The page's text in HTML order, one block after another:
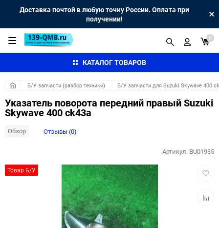
Доставка почтой в любую точку России. Оплата при
получении!
КАТАЛОГ ТОВАРОВ
0
Б/У запчасти (разбор техники) Б/У запчасти для Suzuki Skywave 400
Указатель поворота передний правый Suzuki
Skywave 400 ck43a
Обзор Отзывы (0)
Товар Б/У
Артикул: BU01935